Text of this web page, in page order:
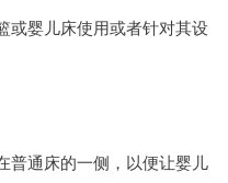
或婴儿床使用或者针对其设
普通床的一侧，以便让婴儿